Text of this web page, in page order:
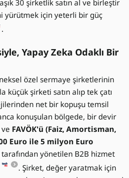
30 şirketlik satın al ve birleştir
yürütmek için yeterli bir güç
.
Yapay Zeka Odaklı Bir
özel sermaye şirketlerinin
küçük şirketi satın alıp tek çatı
net bir kopuşu temsil
konuşulan bölgede, bir devir
FAVÖK'ü (Faiz, Amortisman,
Euro ile 5 milyon Euro
yönetilen B2B hizmet
. Şirket, değer yaratmak için